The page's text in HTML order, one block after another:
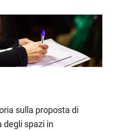
sulla proposta di
degli spazi in